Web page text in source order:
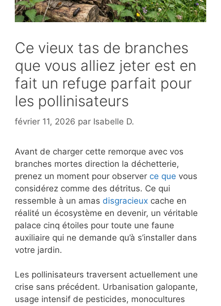
Ce vieux tas de branches
que vous alliez jeter est en
fait un refuge parfait pour
les pollinisateurs
février 11, 2026 par Isabelle D.
Avant de charger cette remorque avec vos
branches mortes direction la déchetterie,
prenez un moment pour observer ce que vous
considérez comme des détritus. Ce qui
ressemble à un amas disgracieux cache en
réalité un écosystème en devenir, un véritable
palace cinq étoiles pour toute une faune
auxiliaire qui ne demande qu’à s’installer dans
votre jardin.
Les pollinisateurs traversent actuellement une
crise sans précédent. Urbanisation galopante,
usage intensif de pesticides, monocultures